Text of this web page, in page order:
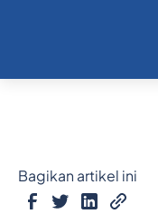
Bagikan artikel ini